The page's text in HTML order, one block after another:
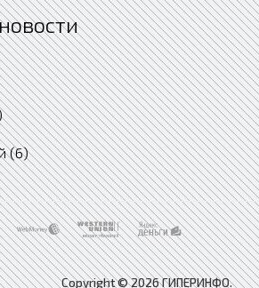
(6)
Copyright © 2026 ГИПЕРИНФО.